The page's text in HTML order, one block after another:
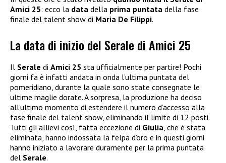
Amici 25: ecco la data della prima puntata della fase
finale del talent show di Maria De Filippi.
La data di inizio del Serale di Amici 25
Il Serale di Amici 25 sta ufficialmente per partire! Pochi
giorni fa è infatti andata in onda l’ultima puntata del
pomeridiano, durante la quale sono state consegnate le
ultime maglie dorate. A sorpresa, la produzione ha deciso
all’ultimo momento di estendere il numero d’accesso alla
fase finale del talent show, eliminando il limite di 12 posti.
Tutti gli allievi così, fatta eccezione di Giulia , che è stata
eliminata, hanno indossata la felpa d’oro e in questi giorni
hanno iniziato a lavorare duramente per la prima puntata
del Serale.